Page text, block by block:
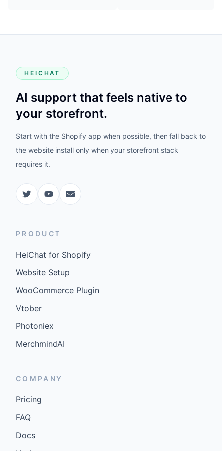
HEICHAT
AI support that feels native to
your storefront.
Start with the Shopify app when possible, then fall back to
the website install only when your storefront stack
requires it.
PRODUCT
HeiChat for Shopify
Website Setup
WooCommerce Plugin
Vtober
Photoniex
MerchmindAI
COMPANY
Pricing
FAQ
Docs